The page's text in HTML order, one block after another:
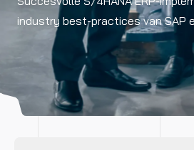
industry best-practices van SAP